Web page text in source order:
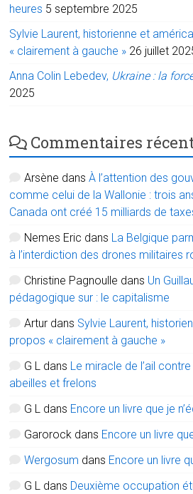
heures 5 septembre 2025
Sylvie Laurent, historienne et
« clairement à gauche » 26 juillet
Anna Colin Lebedev, Ukraine : la
2025
Commentaires
Arsène dansÀ l’attention des
comme celui de la Wallonie : trois
Canada ont créé 15 milliards de
Nemes Eric dans La Belgique
à l’interdiction des drones militaires
Christine Pagnoulle dans Un
pédagogique sur : le capitalisme
Artur dans Sylvie Laurent,
propos « clairement à gauche »
G L dans Le miracle de l’ail
abeilles et frelons
G L dans Encore un livre que je
Garorock dans Encore un livre
Wergosum dans Encore un livre
G L dans Deuxième occupation